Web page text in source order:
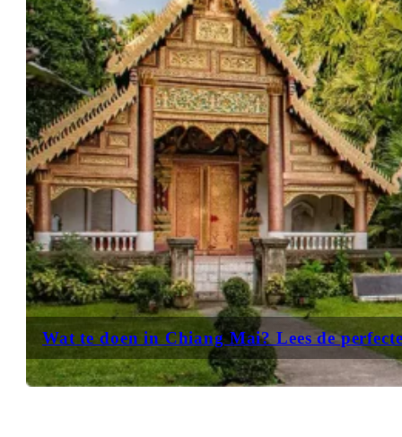
Wat te doen in Chiang Mai? Lees de